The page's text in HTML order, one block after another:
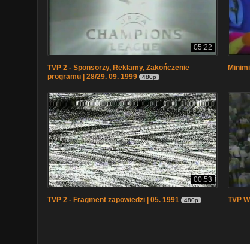
05:22
TVP 2 - Sponsorzy, Reklamy, Zakończenie
programu | 28/29. 09. 1999
480p
00:53
TVP 2 - Fragment zapowiedzi | 05. 1991 480p TVP